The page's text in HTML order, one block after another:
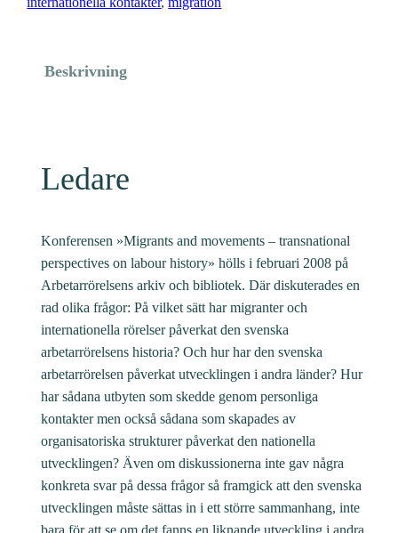
r
Beskrivning
Ledare
Konferensen »Migrants and movements – transnational
perspectives on labour history» hölls i februari 2008 på
Arbetarrörelsens arkiv och bibliotek. Där diskuterades en
rad olika frågor: På vilket sätt har migranter och
internationella rörelser påverkat den svenska
arbetarrörelsens historia? Och hur har den svenska
arbetarrörelsen påverkat utvecklingen i andra länder? Hur
har sådana utbyten som skedde genom personliga
kontakter men också sådana som skapades av
organisatoriska strukturer påverkat den nationella
utvecklingen? Även om diskussionerna inte gav några
konkreta svar på dessa frågor så framgick att den svenska
utvecklingen måste sättas in i ett större sammanhang, inte